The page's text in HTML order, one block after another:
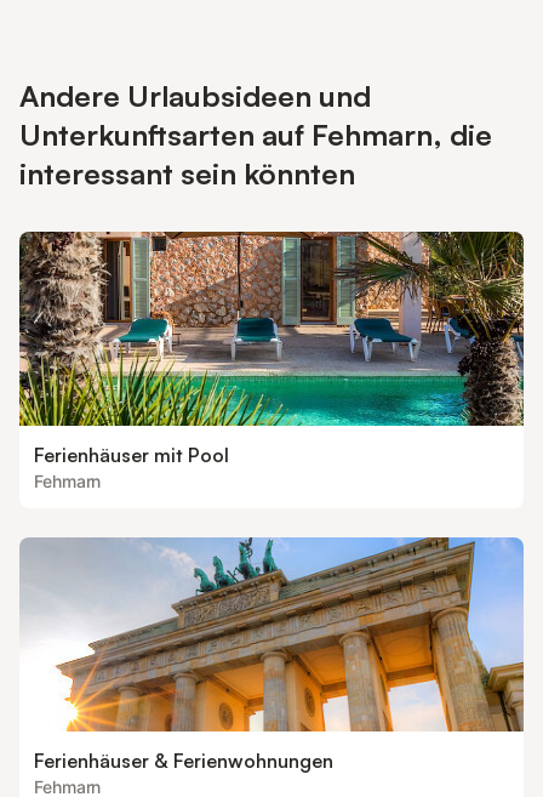
Andere Urlaubsideen und
Unterkunftsarten auf Fehmarn, die
interessant sein könnten
Ferienhäuser mit Pool
Fehmarn
Ferienhäuser & Ferienwohnungen
Fehmarn